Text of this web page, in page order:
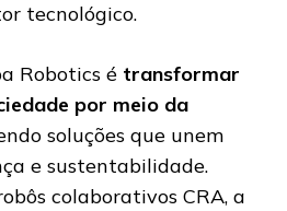
tecnológico.
Robotics é transformar
por meio da
soluções que unem
e sustentabilidade.
colaborativos CRA, a